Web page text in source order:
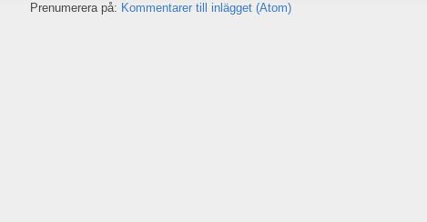
Prenumerera på: Kommentarer till inlägget (Atom)